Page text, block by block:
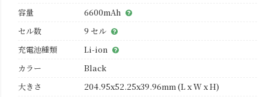
容量
6600mAh
セル数
9 セル
充電池種類
Li-ion
カラー
Black
大きさ
204.95x52.25x39.96mm (L x W x H)